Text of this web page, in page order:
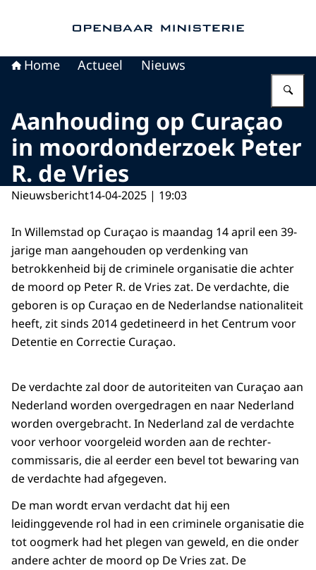
Home Actueel Nieuws
Aanhouding op Curaçao
in moordonderzoek Peter
R. de Vries
Nieuwsbericht14-04-2025 | 19:03
In Willemstad op Curaçao is maandag 14 april een 39-
jarige man aangehouden op verdenking van
betrokkenheid bij de criminele organisatie die achter
de moord op Peter R. de Vries zat. De verdachte, die
geboren is op Curaçao en de Nederlandse nationaliteit
heeft, zit sinds 2014 gedetineerd in het Centrum voor
Detentie en Correctie Curaçao.
De verdachte zal door de autoriteiten van Curaçao aan
Nederland worden overgedragen en naar Nederland
worden overgebracht. In Nederland zal de verdachte
voor verhoor voorgeleid worden aan de rechter-
commissaris, die al eerder een bevel tot bewaring van
de verdachte had afgegeven.
De man wordt ervan verdacht dat hij een
leidinggevende rol had in een criminele organisatie die
tot oogmerk had het plegen van geweld, en die onder
andere achter de moord op De Vries zat. De